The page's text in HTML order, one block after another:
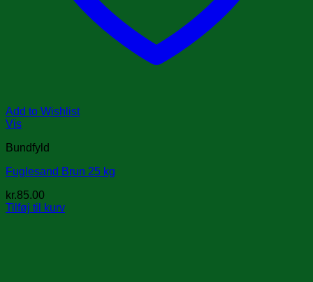
Add to Wishlist
Vis
Bundfyld
Fuglesand Brun 25 kg
kr.85.00
Tilføj til kurv